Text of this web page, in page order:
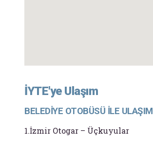
İYTE'ye Ulaşım
BELEDİYE OTOBÜSÜ İLE ULAŞIM
1.İzmir Otogar – Üçkuyular